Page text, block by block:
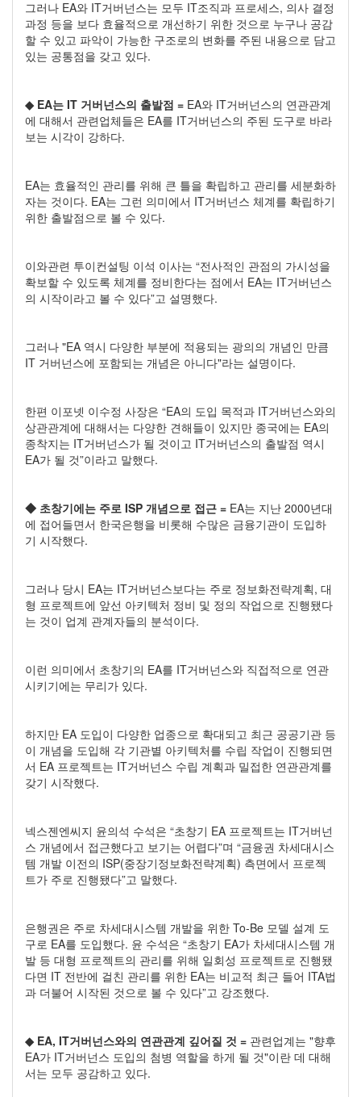
그러나 EA와 IT거버넌스는 모두 IT조직과 프로세스, 의사 결정
과정 등을 보다 효율적으로 개선하기 위한 것으로 누구나 공감
할 수 있고 파악이 가능한 구조로의 변화를 주된 내용으로 담고
있는 공통점을 갖고 있다.
◆ EA는 IT 거버넌스의 출발점 = EA와 IT거버넌스의 연관관계
에 대해서 관련업체들은 EA를 IT거버넌스의 주된 도구로 바라
보는 시각이 강하다.
EA는 효율적인 관리를 위해 큰 틀을 확립하고 관리를 세분화하
자는 것이다. EA는 그런 의미에서 IT거버넌스 체계를 확립하기
위한 출발점으로 볼 수 있다.
이와관련 투이컨설팅 이석 이사는 “전사적인 관점의 가시성을
확보할 수 있도록 체계를 정비한다는 점에서 EA는 IT거버넌스
의 시작이라고 볼 수 있다”고 설명했다.
그러나 "EA 역시 다양한 부분에 적용되는 광의의 개념인 만큼
IT 거버넌스에 포함되는 개념은 아니다"라는 설명이다.
한편 이포넷 이수정 사장은 “EA의 도입 목적과 IT거버넌스와의
상관관계에 대해서는 다양한 견해들이 있지만 종국에는 EA의
종착지는 IT거버넌스가 될 것이고 IT거버넌스의 출발점 역시
EA가 될 것”이라고 말했다.
◆ 초창기에는 주로 ISP 개념으로 접근 = EA는 지난 2000년대
에 접어들면서 한국은행을 비롯해 수많은 금융기관이 도입하
기 시작했다.
그러나 당시 EA는 IT거버넌스보다는 주로 정보화전략계획, 대
형 프로젝트에 앞선 아키텍처 정비 및 정의 작업으로 진행됐다
는 것이 업계 관계자들의 분석이다.
이런 의미에서 초창기의 EA를 IT거버넌스와 직접적으로 연관
시키기에는 무리가 있다.
하지만 EA 도입이 다양한 업종으로 확대되고 최근 공공기관 등
이 개념을 도입해 각 기관별 아키텍처를 수립 작업이 진행되면
서 EA 프로젝트는 IT거버넌스 수립 계획과 밀접한 연관관계를
갖기 시작했다.
넥스젠엔씨지 윤의석 수석은 “초창기 EA 프로젝트는 IT거버넌
스 개념에서 접근했다고 보기는 어렵다”며 “금융권 차세대시스
템 개발 이전의 ISP(중장기정보화전략계획) 측면에서 프로젝
트가 주로 진행됐다”고 말했다.
은행권은 주로 차세대시스템 개발을 위한 To-Be 모델 설계 도
구로 EA를 도입했다. 윤 수석은 “초창기 EA가 차세대시스템 개
발 등 대형 프로젝트의 관리를 위해 일회성 프로젝트로 진행됐
다면 IT 전반에 걸친 관리를 위한 EA는 비교적 최근 들어 ITA법
과 더불어 시작된 것으로 볼 수 있다”고 강조했다.
◆ EA, IT거버넌스와의 연관관계 깊어질 것 = 관련업계는 "향후
EA가 IT거버넌스 도입의 첨병 역할을 하게 될 것"이란 데 대해
서는 모두 공감하고 있다.